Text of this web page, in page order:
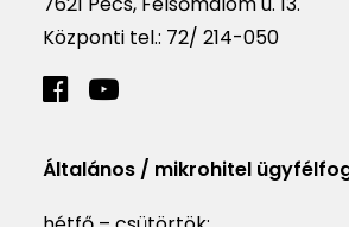
Központi tel.: 72/ 214-050
Általános / mikrohitel